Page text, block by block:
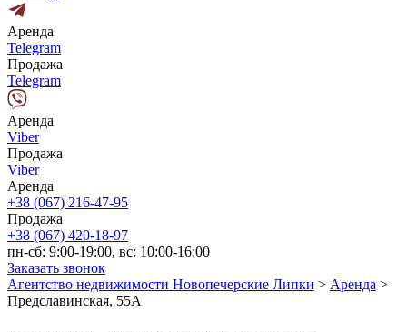
Аренда
Telegram
Продажа
Telegram
Аренда
Viber
Продажа
Viber
Аренда
+38 (067) 216-47-95
Продажа
+38 (067) 420-18-97
пн-сб: 9:00-19:00, вс: 10:00-16:00
Заказать звонок
Агентство недвижимости Новопечерские Липки > Аренда >
Предславинская, 55А